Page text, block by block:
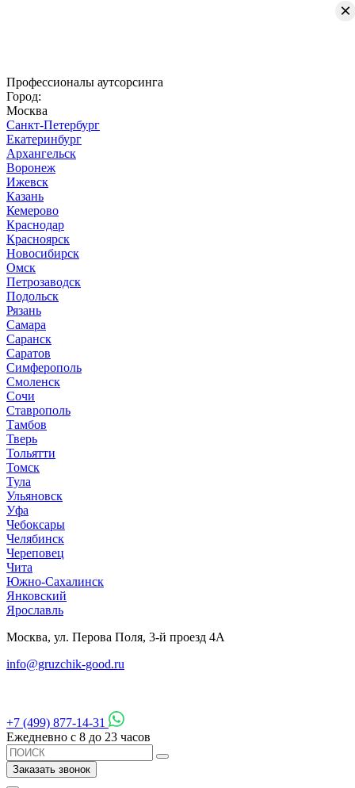
Профессионалы аутсорсинга
Город:
Москва
Санкт-Петербург
Екатеринбург
Архангельск
Воронеж
Ижевск
Казань
Кемерово
Краснодар
Красноярск
Новосибирск
Омск
Петрозаводск
Подольск
Рязань
Самара
Саранск
Саратов
Симферополь
Смоленск
Сочи
Ставрополь
Тамбов
Тверь
Тольятти
Томск
Тула
Ульяновск
Уфа
Чебоксары
Челябинск
Череповец
Чита
Южно-Сахалинск
Янковский
Ярославль
Москва, ул. Перова Поля, 3-й проезд 4А
info@gruzchik-good.ru
+7 (499) 877-14-31
Ежедневно с 8 до 23 часов
Заказать звонок
×